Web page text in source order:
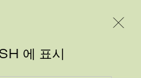
에 표시